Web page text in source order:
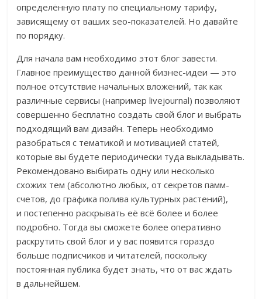
определённую плату по специальному тарифу,
зависящему от ваших seo-показателей. Но давайте
по порядку.
Для начала вам необходимо этот блог завести.
Главное преимущество данной бизнес-идеи — это
полное отсутствие начальных вложений, так как
различные сервисы (например livejournal) позволяют
совершенно бесплатно создать свой блог и выбрать
подходящий вам дизайн. Теперь необходимо
разобраться с тематикой и мотивацией статей,
которые вы будете периодически туда выкладывать.
Рекомендовано выбирать одну или несколько
схожих тем (абсолютно любых, от секретов памм-
счетов, до графика полива культурных растений),
и постепенно раскрывать её всё более и более
подробно. Тогда вы сможете более оперативно
раскрутить свой блог и у вас появится гораздо
больше подписчиков и читателей, поскольку
постоянная публика будет знать, что от вас ждать
в дальнейшем.